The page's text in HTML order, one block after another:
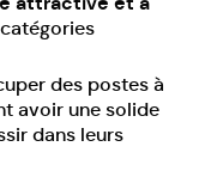
des postes à
avoir une solide
dans leurs